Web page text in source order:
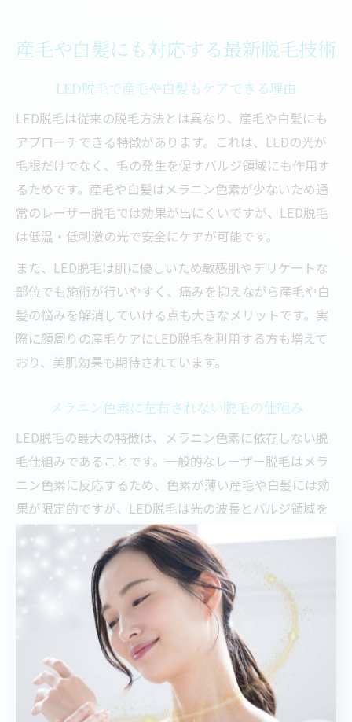
産毛や白髪にも対応する最新脱毛技術
LED脱毛で産毛や白髪もケアできる理由
LED脱毛は従来の脱毛方法とは異なり、産毛や白髪にも
アプローチできる特徴があります。これは、LEDの光が
毛根だけでなく、毛の発生を促すバルジ領域にも作用す
るためです。産毛や白髪はメラニン色素が少ないため通
常のレーザー脱毛では効果が出にくいですが、LED脱毛
は低温・低刺激の光で安全にケアが可能です。
また、LED脱毛は肌に優しいため敏感肌やデリケートな
部位でも施術が行いやすく、痛みを抑えながら産毛や白
髪の悩みを解消していける点も大きなメリットです。実
際に顔周りの産毛ケアにLED脱毛を利用する方も増えて
おり、美肌効果も期待されています。
メラニン色素に左右されない脱毛の仕組み
LED脱毛の最大の特徴は、メラニン色素に依存しない脱
毛仕組みであることです。一般的なレーザー脱毛はメラ
ニン色素に反応するため、色素が薄い産毛や白髪には効
果が限定的ですが、LED脱毛は光の波長とバルジ領域を
ターゲットにするため、メラニン色素の有無に左右され
この仕組みは、毛の成長を促す細胞に直接働きかけるこ
とで脱毛効果を発揮し、幅広い肌質や毛質に対応可能で
す。結果として、日焼け肌や色黒肌の方でも安全に施術
できることが多く、脱毛の選択肢が広がっています。
産毛や白髪の悩みにLED脱毛が有効な訳